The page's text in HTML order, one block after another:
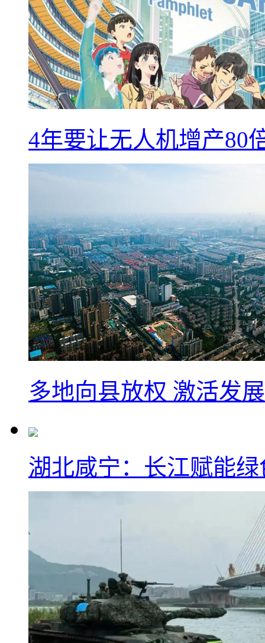
4年要让无人机增产80
多地向县放权 激活发
湖北咸宁：长江赋能